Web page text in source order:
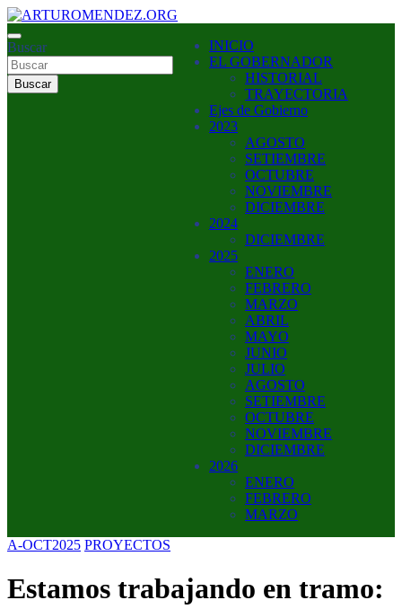
Saltar
al
contenido
ARTUROMENDEZ.ORG
ARTURO MENDEZ GOBERNADOR 2023
Buscar
Buscar
INICIO
EL GOBERNADOR
HISTORIAL
TRAYECTORIA
Ejes de Gobierno
2023
AGOSTO
SETIEMBRE
OCTUBRE
NOVIEMBRE
DICIEMBRE
2024
DICIEMBRE
2025
ENERO
FEBRERO
MARZO
ABRIL
MAYO
JUNIO
JULIO
AGOSTO
SETIEMBRE
OCTUBRE
NOVIEMBRE
DICIEMBRE
2026
ENERO
FEBRERO
MARZO
A-OCT2025 PROYECTOS
Estamos trabajando en tramo: